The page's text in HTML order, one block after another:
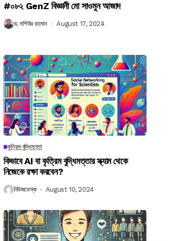
#০৮২ GenZ বিজ্ঞানী মো সাওমুন আজাদ
ড. মশিউর রহমান August 17, 2024
কৃত্রিম বুদ্ধিমত্তা
কিভাবে AI বা কৃত্রিম বুদ্ধিমত্তার স্ক্যাম থেকে
নিজেকে রক্ষা করবেন?
নিউজডেস্ক August 10, 2024